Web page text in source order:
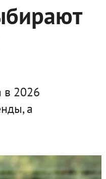
в 2026
а